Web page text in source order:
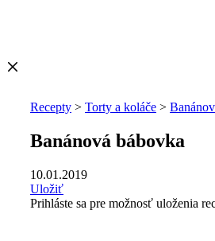
Recepty > Torty a koláče >
Banánová bábovka
10.01.2019
Uložiť
Prihláste sa pre možnosť uloženia